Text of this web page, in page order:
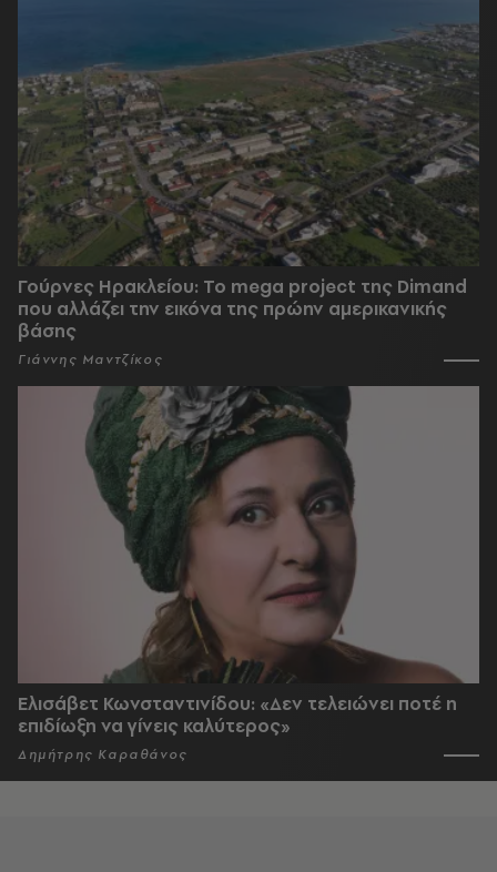
Γούρνες Ηρακλείου: To mega project της Dimand
που αλλάζει την εικόνα της πρώην αμερικανικής
βάσης
Γιάννης Μαντζίκος
Ελισάβετ Κωνσταντινίδου: «Δεν τελειώνει ποτέ η
επιδίωξη να γίνεις καλύτερος»
Δημήτρης Καραθάνος